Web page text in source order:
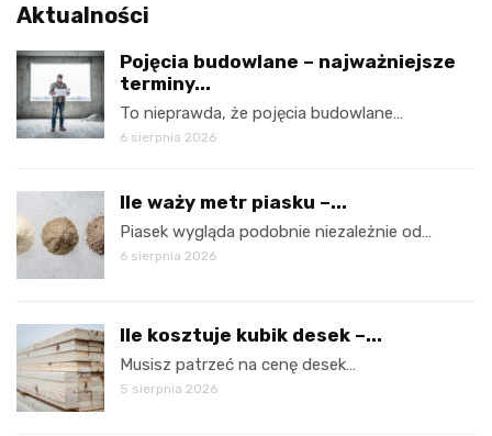
Aktualności
Pojęcia budowlane – najważniejsze
terminy...
To nieprawda, że pojęcia budowlane…
6 sierpnia 2026
Ile waży metr piasku –...
Piasek wygląda podobnie niezależnie od…
6 sierpnia 2026
Ile kosztuje kubik desek –...
Musisz patrzeć na cenę desek…
5 sierpnia 2026